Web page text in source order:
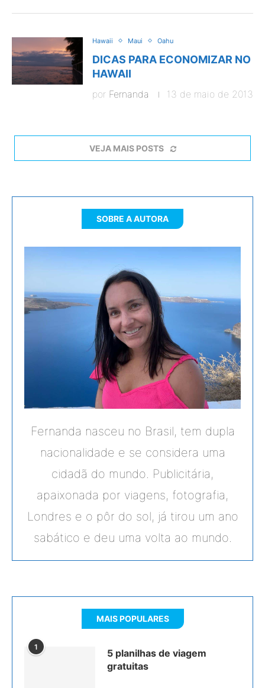
Hawaii Maui Oahu
DICAS PARA ECONOMIZAR NO
HAWAII
por Fernanda 13 de maio de 2013
VEJA MAIS POSTS
SOBRE A AUTORA
Fernanda nasceu no Brasil, tem dupla
nacionalidade e se considera uma
cidadã do mundo. Publicitária,
apaixonada por viagens, fotografia,
Londres e o pôr do sol, já tirou um ano
sabático e deu uma volta ao mundo.
MAIS POPULARES
1
5 planilhas de viagem
gratuitas